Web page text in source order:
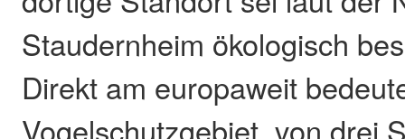
Staudernheim ökologisch
Direkt am europaweit
Vogelschutzgebiet, von drei